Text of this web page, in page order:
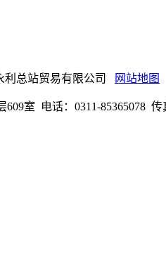
利总站贸易有限公司 网站地图
室 电话：0311-85365078 传